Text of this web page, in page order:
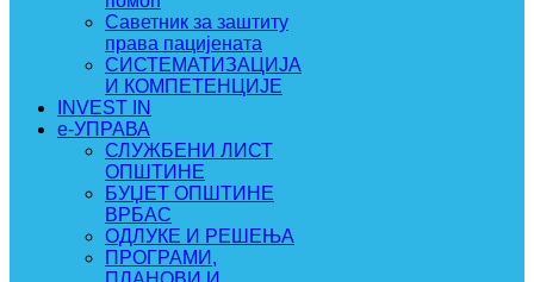
Саветник за заштиту
права пацијената
СИСТЕМАТИЗАЦИЈА
И КОМПЕТЕНЦИЈЕ
INVEST IN
e-УПРАВА
СЛУЖБЕНИ ЛИСТ
ОПШТИНЕ
БУЏЕТ ОПШТИНЕ
ВРБАС
ОДЛУКЕ И РЕШЕЊА
ПРОГРАМИ,